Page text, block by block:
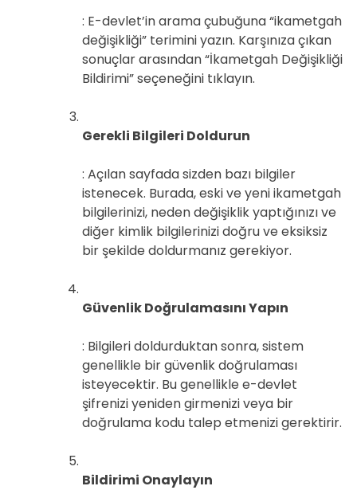
: E-devlet’in arama çubuğuna “ikametgah
değişikliği” terimini yazın. Karşınıza çıkan
sonuçlar arasından “İkametgah Değişikliği
Bildirimi” seçeneğini tıklayın.
Gerekli Bilgileri Doldurun
: Açılan sayfada sizden bazı bilgiler
istenecek. Burada, eski ve yeni ikametgah
bilgilerinizi, neden değişiklik yaptığınızı ve
diğer kimlik bilgilerinizi doğru ve eksiksiz
bir şekilde doldurmanız gerekiyor.
Güvenlik Doğrulamasını Yapın
: Bilgileri doldurduktan sonra, sistem
genellikle bir güvenlik doğrulaması
isteyecektir. Bu genellikle e-devlet
şifrenizi yeniden girmenizi veya bir
doğrulama kodu talep etmenizi gerektirir.
Bildirimi Onaylayın